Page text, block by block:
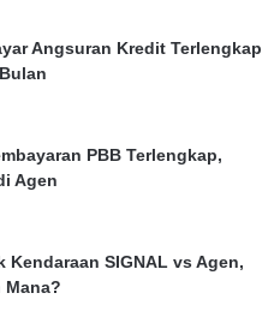
Angsuran Kredit Terlengkap
PBB Terlengkap,
Agen
Kendaraan SIGNAL vs Agen,
Mana?